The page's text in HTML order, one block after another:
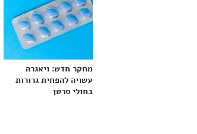
מחקר חדש: ויאגרה
עשויה להפחית גרורות
בחולי סרטן